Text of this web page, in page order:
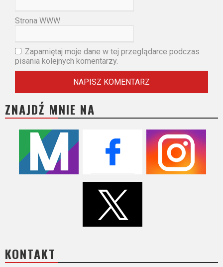
Strona WWW
Zapamiętaj moje dane w tej przeglądarce podczas
pisania kolejnych komentarzy.
ZNAJDŹ MNIE NA
KONTAKT